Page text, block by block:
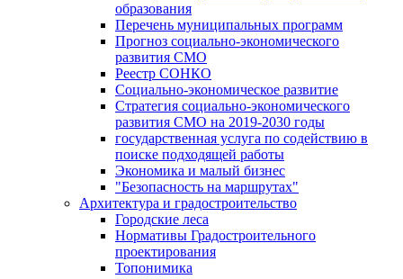
образования
Перечень муниципальных программ
Прогноз социально-экономического
развития СМО
Реестр СОНКО
Социально-экономическое развитие
Стратегия социально-экономического
развития СМО на 2019-2030 годы
государственная услуга по содействию в
поиске подходящей работы
Экономика и малый бизнес
"Безопасность на маршрутах"
Архитектура и градостроительство
Городские леса
Нормативы Градостроительного
проектирования
Топонимика